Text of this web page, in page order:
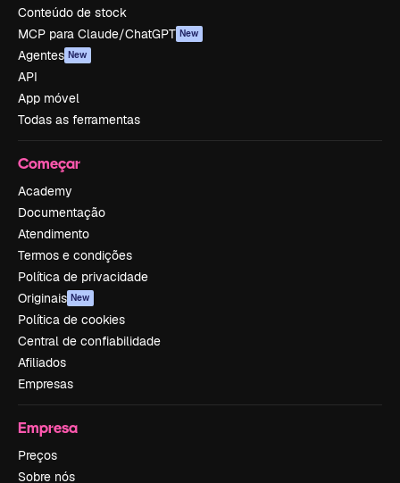
Conteúdo de stock
MCP para Claude/ChatGPT New
Agentes New
API
App móvel
Todas as ferramentas
Começar
Academy
Documentação
Atendimento
Termos e condições
Política de privacidade
Originais New
Política de cookies
Central de confiabilidade
Afiliados
Empresas
Empresa
Preços
Sobre nós